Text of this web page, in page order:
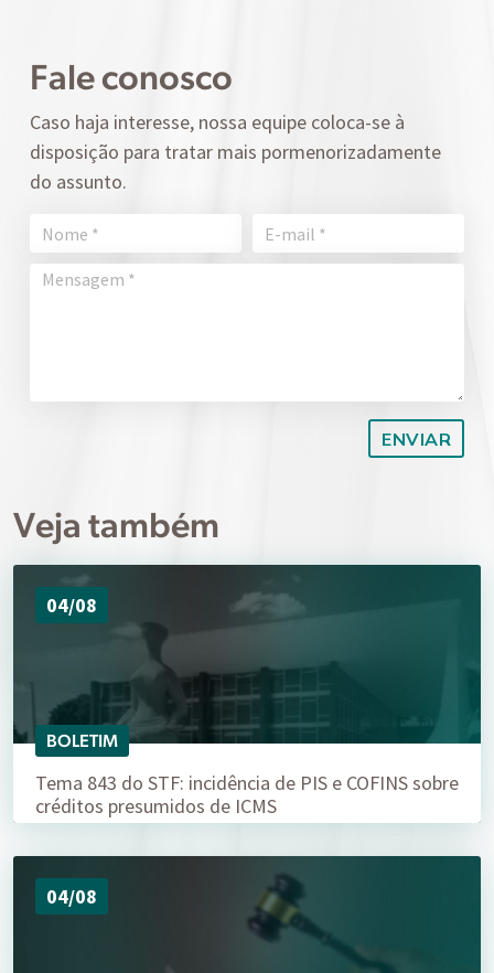
Fale conosco
Caso haja interesse, nossa equipe coloca-se à
disposição para tratar mais pormenorizadamente
do assunto.
Veja também
04/08
BOLETIM
Tema 843 do STF: incidência de PIS e COFINS sobre
créditos presumidos de ICMS
04/08